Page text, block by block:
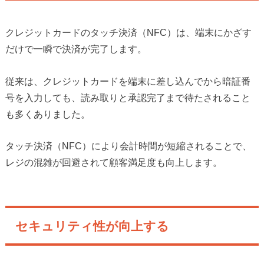
クレジットカードのタッチ決済（NFC）は、端末にかざす
だけで一瞬で決済が完了します。
従来は、クレジットカードを端末に差し込んでから暗証番
号を入力しても、読み取りと承認完了まで待たされること
も多くありました。
タッチ決済（NFC）により会計時間が短縮されることで、
レジの混雑が回避されて顧客満足度も向上します。
セキュリティ性が向上する